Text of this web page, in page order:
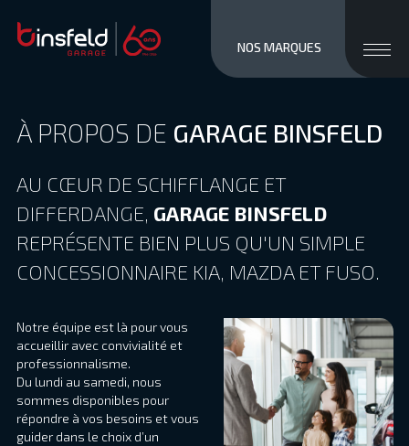
close
OCCASIONS
ATELIER
À PROPOS
ACCÈS ET CONTACTS
Private/Professional lease
Reprise
Jobs
Actualités
NOS MARQUES
À PROPOS DE GARAGE BINSFELD
AU CŒUR DE SCHIFFLANGE ET
DIFFERDANGE, GARAGE BINSFELD
REPRÉSENTE BIEN PLUS QU'UN SIMPLE
CONCESSIONNAIRE KIA, MAZDA ET FUSO.
Notre équipe est là pour vous
accueillir avec convivialité et
professionnalisme.
Du lundi au samedi, nous
sommes disponibles pour
répondre à vos besoins et vous
guider dans le choix d’un